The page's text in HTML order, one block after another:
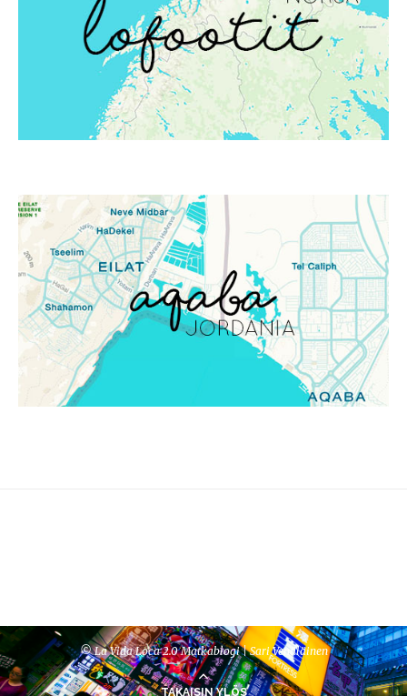
© La Vida Loca 2.0 Matkablogi | Sari Venäläinen
TAKAISIN YLÖS